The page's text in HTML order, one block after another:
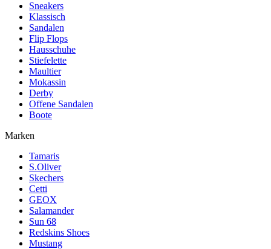
Sneakers
Klassisch
Sandalen
Flip Flops
Hausschuhe
Stiefelette
Maultier
Mokassin
Derby
Offene Sandalen
Boote
Marken
Tamaris
S.Oliver
Skechers
Cetti
GEOX
Salamander
Sun 68
Redskins Shoes
Mustang